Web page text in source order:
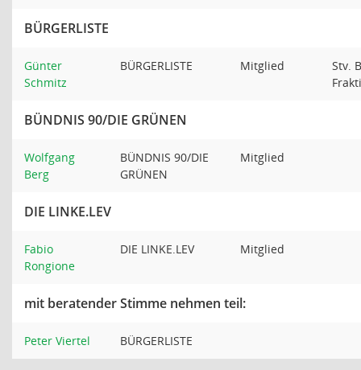
BÜRGERLISTE
Günter
Schmitz
BÜRGERLISTE Mitglied
Stv.
BÜNDNIS 90/DIE GRÜNEN
Wolfgang
Berg
BÜNDNIS 90/DIE
GRÜNEN
Mitglied
DIE LINKE.LEV
Fabio
Rongione
DIE LINKE.LEV Mitglied
mit beratender Stimme nehmen teil:
Peter Viertel BÜRGERLISTE